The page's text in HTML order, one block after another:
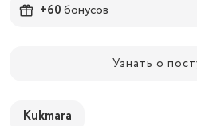
+60бонусов
Узнать о
Kukmara